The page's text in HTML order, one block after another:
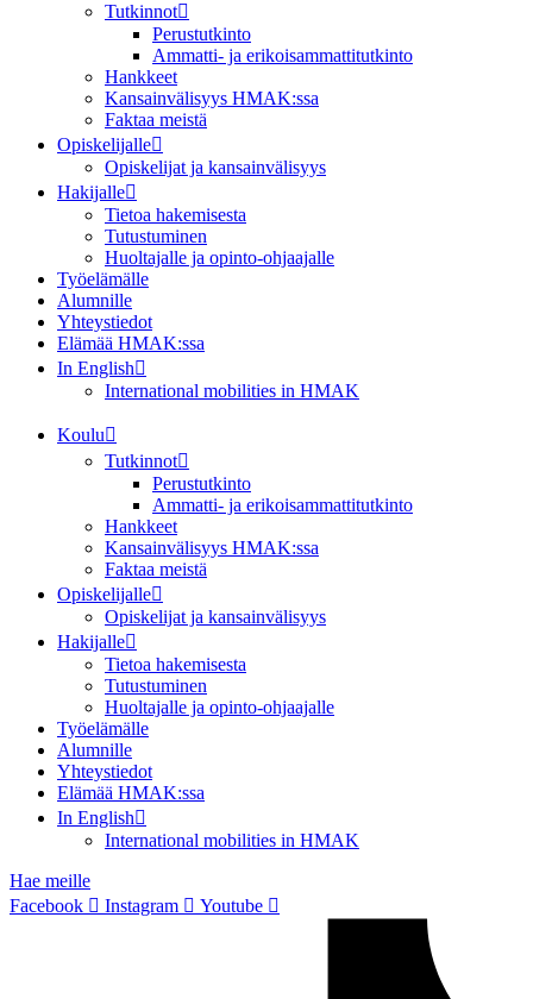
Tutkinnot
Perustutkinto
Ammatti- ja erikoisammattitutkinto
Hankkeet
Kansainvälisyys HMAK:ssa
Faktaa meistä
Opiskelijalle
Opiskelijat ja kansainvälisyys
Hakijalle
Tietoa hakemisesta
Tutustuminen
Huoltajalle ja opinto-ohjaajalle
Työelämälle
Alumnille
Yhteystiedot
Elämää HMAK:ssa
In English
International mobilities in HMAK
Koulu
Tutkinnot
Perustutkinto
Ammatti- ja erikoisammattitutkinto
Hankkeet
Kansainvälisyys HMAK:ssa
Faktaa meistä
Opiskelijalle
Opiskelijat ja kansainvälisyys
Hakijalle
Tietoa hakemisesta
Tutustuminen
Huoltajalle ja opinto-ohjaajalle
Työelämälle
Alumnille
Yhteystiedot
Elämää HMAK:ssa
In English
International mobilities in HMAK
Hae meille
Facebook
Instagram Youtube